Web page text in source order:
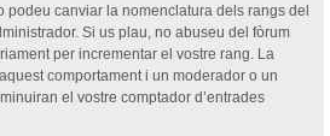
podeu canviar la nomenclatura dels rangs del
Si us plau, no abuseu del fòrum
per incrementar el vostre rang. La
comportament i un moderador o un
el vostre comptador d’entrades